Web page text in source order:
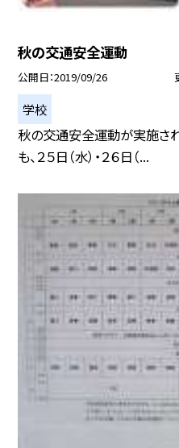
秋の交通安全運動
公開日 2019/09/26
学校
秋の交通安全運動が実施さ
も、２５日（水）・２６日（...